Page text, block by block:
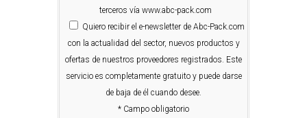
terceros vía www.abc-pack.com
Quiero recibir el e-newsletter de Abc-Pack.com
con la actualidad del sector, nuevos productos y
ofertas de nuestros proveedores registrados. Este
servicio es completamente gratuito y puede darse
de baja de él cuando desee.
* Campo obligatorio